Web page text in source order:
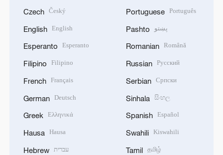
Czech Český
English English
Esperanto Esperanto
Filipino Filipino
French Français
German Deutsch
Greek Ελληνικά
Hausa Hausa
Hebrew עברית
Portuguese Português
Pashto پښتو
Romanian Română
Russian Русский
Serbian Српски
Sinhala සිංහල
Spanish Español
Swahili Kiswahili
Tamil தமிழ்